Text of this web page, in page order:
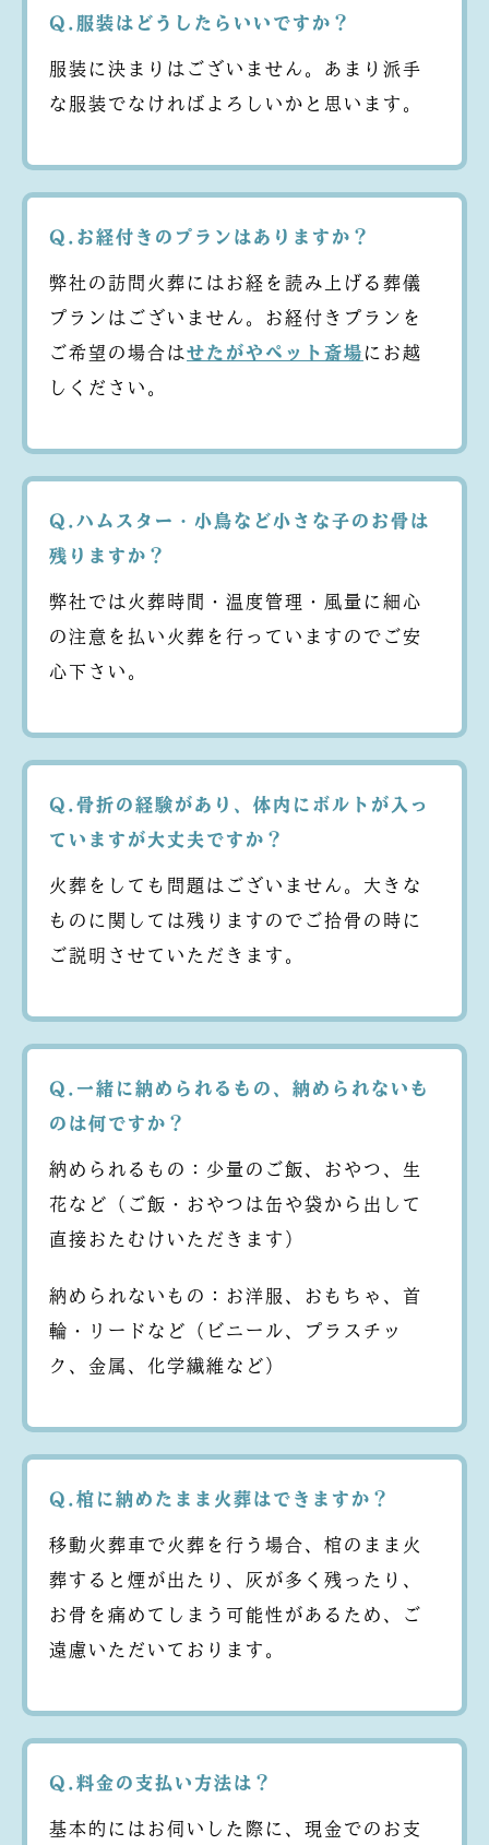
Q.服装はどうしたらいいですか？
服装に決まりはございません。あまり派手
な服装でなければよろしいかと思います。
Q.お経付きのプランはありますか？
弊社の訪問火葬にはお経を読み上げる葬儀
プランはございません。お経付きプランを
ご希望の場合はせたがやペット斎場 にお越
しください。
Q.ハムスター・小鳥など小さな子のお骨は
残りますか？
弊社では火葬時間・温度管理・風量に細心
の注意を払い火葬を行っていますのでご安
心下さい。
Q.骨折の経験があり、体内にボルトが入っ
ていますが大丈夫ですか？
火葬をしても問題はございません。大きな
ものに関しては残りますのでご拾骨の時に
ご説明させていただきます。
Q.一緒に納められるもの、納められないも
のは何ですか？
納められるもの：少量のご飯、おやつ、生
花など（ご飯・おやつは缶や袋から出して
直接おたむけいただきます）
納められないもの：お洋服、おもちゃ、首
輪・リードなど（ビニール、プラスチッ
ク、金属、化学繊維など）
Q.棺に納めたまま火葬はできますか？
移動火葬車で火葬を行う場合、棺のまま火
葬すると煙が出たり、灰が多く残ったり、
お骨を痛めてしまう可能性があるため、ご
遠慮いただいております。
Q.料金の支払い方法は？
基本的にはお伺いした際に、現金でのお支